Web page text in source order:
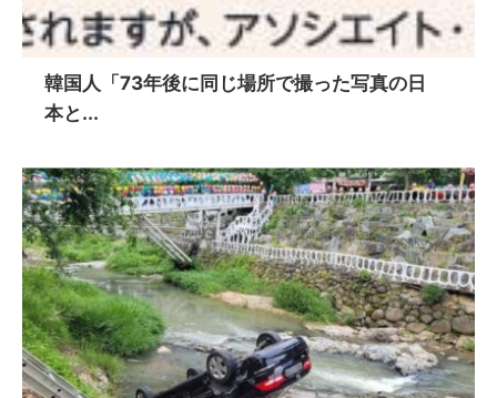
韓国人「73年後に同じ場所で撮った写真の日
本と...